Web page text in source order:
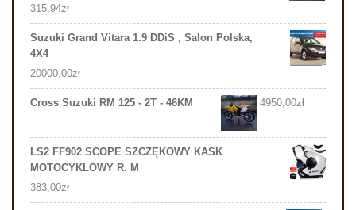
315,94zł
Suzuki Grand Vitara 1.9 DDiS , Salon Polska,
4X4
20000,00zł
Cross Suzuki RM 125 - 2T - 46KM 4950,00zł
LS2 FF902 SCOPE SZCZĘKOWY KASK
MOTOCYKLOWY R. M
383,00zł